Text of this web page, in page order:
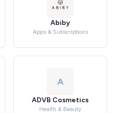
Abiby
Apps & Subscriptions
A
ADVB Cosmetics
Health & Beauty